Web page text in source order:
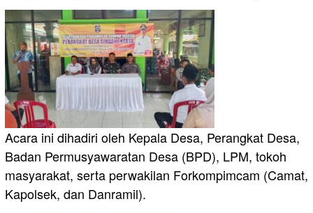
Acara ini dihadiri oleh Kepala Desa, Perangkat Desa,
Badan Permusyawaratan Desa (BPD), LPM, tokoh
masyarakat, serta perwakilan Forkompimcam (Camat,
Kapolsek, dan Danramil).